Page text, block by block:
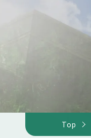
Top